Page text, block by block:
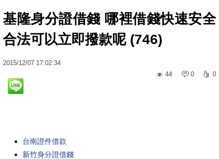
基隆身分證借錢 哪裡借錢快速安全
合法可以立即撥款呢 (746)
2015/12/07 17:02:34
44
0 0
台南證件借款
新竹身分證借錢